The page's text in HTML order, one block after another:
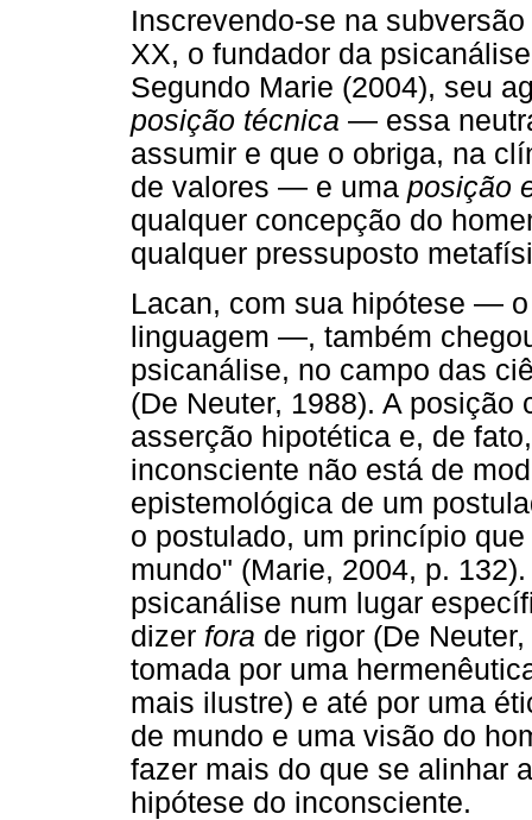
Inscrevendo-se na
XX, o fundador da
Segundo Marie (2004), seu
posição técnica — essa
assumir e que o obriga, na
de valores — e uma posição
qualquer concepção do
qualquer pressuposto
Lacan, com sua hipótese —
linguagem —, também
psicanálise, no campo das
(De Neuter, 1988). A
asserção hipotética e, de
inconsciente não está de
epistemológica de um
o postulado, um princípio
mundo" (Marie, 2004, p.
psicanálise num lugar
dizer fora de rigor (De
tomada por uma
mais ilustre) e até por uma
de mundo e uma visão do
fazer mais do que se alinhar
hipótese do inconsciente.